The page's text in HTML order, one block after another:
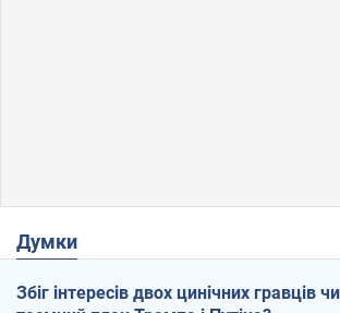
Думки
Збіг інтересів двох цинічних гравців чи